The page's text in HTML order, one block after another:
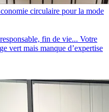
circulaire pour la mode
fin de vie... Votre
vert mais manque d’expertise